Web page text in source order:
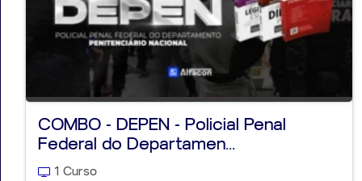
COMBO - DEPEN - Policial Penal
Federal do Departamen...
1 Curso